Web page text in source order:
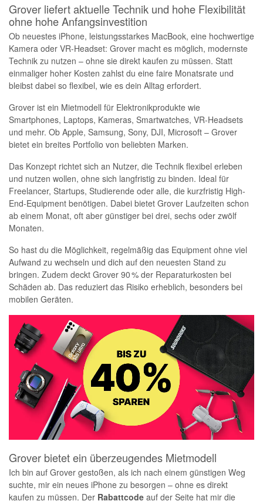
Grover liefert aktuelle Technik und hohe Flexibilität
ohne hohe Anfangsinvestition
Ob neuestes iPhone, leistungsstarkes MacBook, eine hochwertige
Kamera oder VR-Headset: Grover macht es möglich, modernste
Technik zu nutzen – ohne sie direkt kaufen zu müssen. Statt
einmaliger hoher Kosten zahlst du eine faire Monatsrate und
bleibst dabei so flexibel, wie es dein Alltag erfordert.
Grover ist ein Mietmodell für Elektronikprodukte wie
Smartphones, Laptops, Kameras, Smartwatches, VR-Headsets
und mehr. Ob Apple, Samsung, Sony, DJI, Microsoft – Grover
bietet ein breites Portfolio von beliebten Marken.
Das Konzept richtet sich an Nutzer, die Technik flexibel erleben
und nutzen wollen, ohne sich langfristig zu binden. Ideal für
Freelancer, Startups, Studierende oder alle, die kurzfristig High-
End-Equipment benötigen. Dabei bietet Grover Laufzeiten schon
ab einem Monat, oft aber günstiger bei drei, sechs oder zwölf
Monaten.
So hast du die Möglichkeit, regelmäßig das Equipment ohne viel
Aufwand zu wechseln und dich auf den neuesten Stand zu
bringen. Zudem deckt Grover 90 % der Reparaturkosten bei
Schäden ab. Das reduziert das Risiko erheblich, besonders bei
mobilen Geräten.
Grover bietet ein überzeugendes Mietmodell
Ich bin auf Grover gestoßen, als ich nach einem günstigen Weg
suchte, mir ein neues iPhone zu besorgen – ohne es direkt
kaufen zu müssen. Der Rabattcode auf der Seite hat mir die